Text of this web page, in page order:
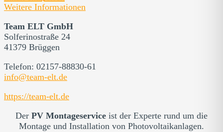
Weitere Informationen
Team ELT GmbH
Solferinostraße 24
41379 Brüggen
Telefon: 02157-88830-61
info@team-elt.de
https://team-elt.de
Der PV Montageservice ist der Experte rund um die
Montage und Installation von Photovoltaikanlagen.